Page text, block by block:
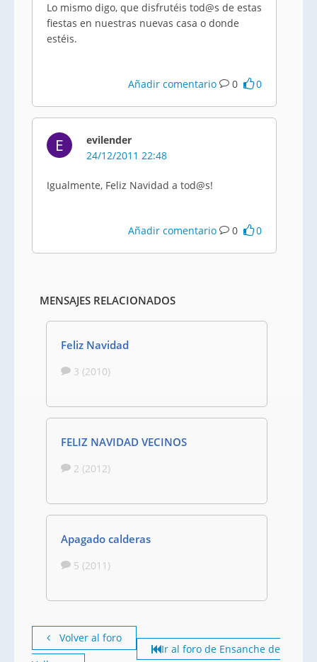
Lo mismo digo, que disfrutéis tod@s de estas
fiestas en nuestras nuevas casa o donde
estéis.
Añadir comentario 0 0
E
evilender
24/12/2011 22:48
Igualmente, Feliz Navidad a tod@s!
Añadir comentario 0 0
MENSAJES RELACIONADOS
Feliz Navidad
3 (2010)
FELIZ NAVIDAD VECINOS
2 (2012)
Apagado calderas
5 (2011)
Volver al foro
Ir al foro de Ensanche de